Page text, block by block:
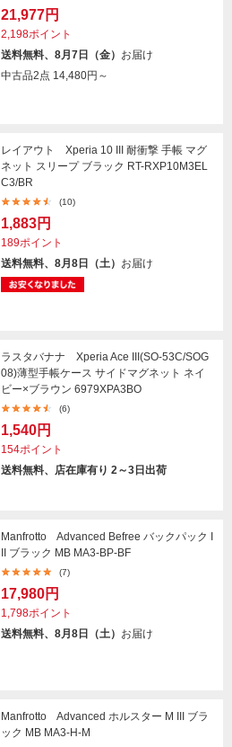
21,977円
2,198ポイント
送料無料、8月7日（金） お届け
中古品2点 14,480円～
レイアウト Xperia 10 III 耐衝撃 手帳 マグ
ネット スリープ ブラック RT-RXP10M3EL
C3/BR
(10)
1,883円
189ポイント
送料無料、8月8日（土） お届け
ラスタバナナ Xperia Ace III(SO-53C/SOG
08)薄型手帳ケース サイドマグネット ネイ
ビー×ブラウン 6979XPA3BO
(6)
1,540円
154ポイント
送料無料、店在庫有り 2～3日出荷
Manfrotto Advanced Befree バックパック I
II ブラック MB MA3-BP-BF
(7)
17,980円
1,798ポイント
送料無料、8月8日（土） お届け
Manfrotto Advanced ホルスター M III ブラ
ック MB MA3-H-M